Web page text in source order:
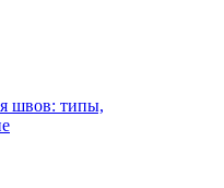
швов: типы,